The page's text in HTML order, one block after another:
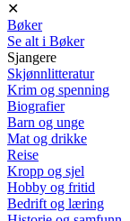
✕
Bøker
Se alt i Bøker
Sjangere
Skjønnlitteratur
Krim og spenning
Biografier
Barn og unge
Mat og drikke
Reise
Kropp og sjel
Hobby og fritid
Bedrift og læring